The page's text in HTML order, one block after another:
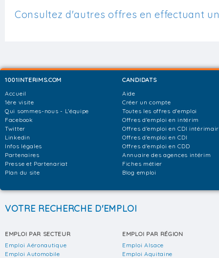
Consultez d'autres offres en effectuant
1001INTERIMS.COM
Accueil
1ère visite
Qui sommes-nous - L'équipe
Facebook
Twitter
Linkedin
Infos légales
Partenaires
Presse et Partenariat
Plan du site
CANDIDATS
Aide
Créer un compte
Toutes les offres d'emploi
Offres d'emploi en intérim
Offres d'emploi en CDI
Offres d'emploi en CDI
Offres d'emploi en CDD
Annuaire des agences intérim
Fiches métier
Blog emploi
VOTRE RECHERCHE D'EMPLOI
EMPLOI PAR SECTEUR
Emploi Aéronautique
Emploi Automobile
EMPLOI PAR RÉGION
Emploi Alsace
Emploi Aquitaine